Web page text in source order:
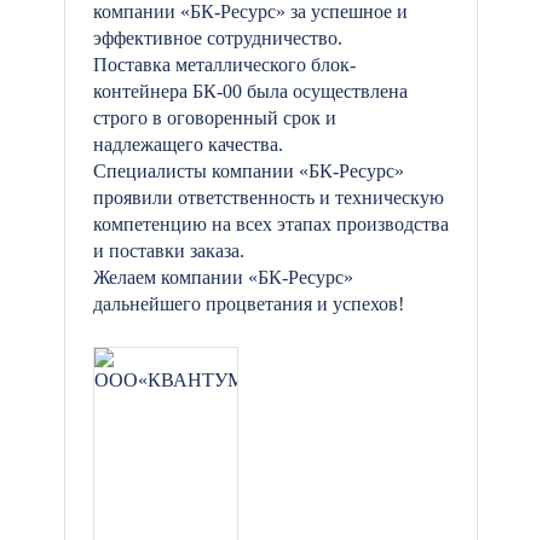
компании «БК-Ресурс» за успешное и
эффективное сотрудничество.
Поставка металлического блок-
контейнера БК-00 была осуществлена
строго в оговоренный срок и
надлежащего качества.
Специалисты компании «БК-Ресурс»
проявили ответственность и техническую
компетенцию на всех этапах производства
и поставки заказа.
Желаем компании «БК-Ресурс»
дальнейшего процветания и успехов!